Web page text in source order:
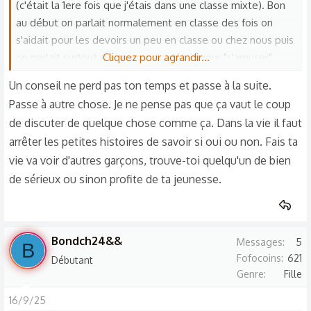
(c'était la 1ere fois que j'étais dans une classe mixte). Bon
au début on parlait normalement en classe des fois on
s'aidait pour les devoirs un peu en classe ou chez nous puis
on parlait surtout sur snap, mais c'était pour "s'amuser"
Sauf que vu que c'était mon crush je me suis attachée à lui
ça avait duré quelques mois, et puis bon je sais que c'était
un mec qui pensait qu'à ça (d'après mes copines) mais ça
n'allait pas loin niveau sexe sur snap (pas envoyé des
parties intimes ou quoi).
Après il s'est mis en couple (je l'avais vu quelques fois avec
la fille) je n'étais pas encore sûr ou pas et c'était pendant
le COVID, je lui ai dit que je m'étais attachée à lui et donc il
m'a bloqué.
En 2e on n'était pas dans le même groupe donc je ne le
voyais pas beaucoup, une fois je l'ai salué et après il m'avait
poli il m'a rebloqué.
Cliquez pour agrandir...
Un conseil ne perd pas ton temps et passe à la suite.
Passe à autre chose. Je ne pense pas que ça vaut le coup
de discuter de quelque chose comme ça. Dans la vie il faut
arrêter les petites histoires de savoir si oui ou non. Fais ta
vie va voir d'autres garçons, trouve-toi quelqu'un de bien
de sérieux ou sinon profite de ta jeunesse.
B Bondch24&&
Débutant
Messages
5
Fofocoins 621
Genre
Fille
16/9/25